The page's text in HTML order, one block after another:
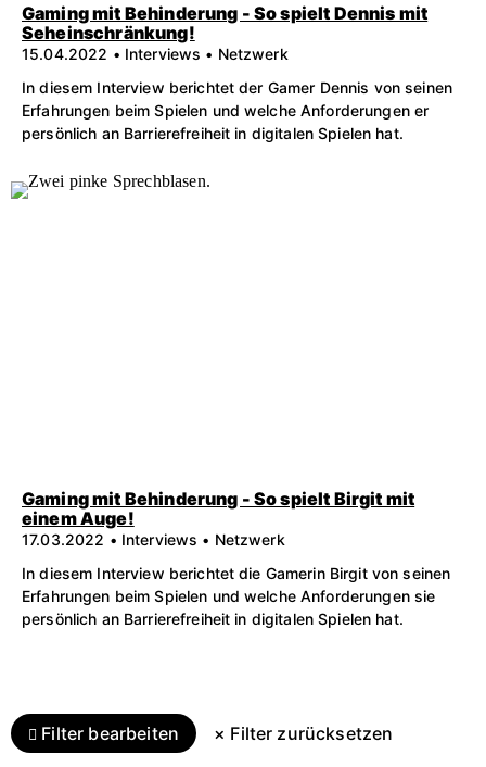
Gaming mit Behinderung - So spielt Dennis mit
Seheinschränkung!
15.04.2022 • Interviews • Netzwerk
In diesem Interview berichtet der Gamer Dennis von seinen
Erfahrungen beim Spielen und welche Anforderungen er
persönlich an Barrierefreiheit in digitalen Spielen hat.
Gaming mit Behinderung - So spielt Birgit mit
einem Auge!
17.03.2022 • Interviews • Netzwerk
In diesem Interview berichtet die Gamerin Birgit von seinen
Erfahrungen beim Spielen und welche Anforderungen sie
persönlich an Barrierefreiheit in digitalen Spielen hat.
Filter bearbeiten × Filter zurücksetzen